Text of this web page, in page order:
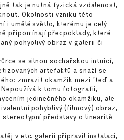
tak je nutná fyzická vzdálenost,
Okolnosti vzniku této
i umělé světlo, kterému je celý
připomínají předpoklady, které
pohyblivý obraz v galerii či
se silnou sochařskou intuicí,
artefaktů a snaží se
zmrazit okamžik mezi “teď a
k tomu fotografii,
jedinečného okamžiku, ale
pohyblivý (filmový) obraz,
stereotypní představy o linearitě
v etc. galerii připravil instalaci,